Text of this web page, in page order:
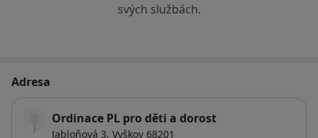
svých službách.
Adresa
Ordinace PL pro děti a dorost
Jabloňová 3, Vyškov 68201